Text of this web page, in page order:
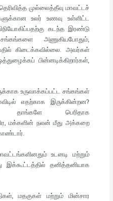
முல்லைத்தீவு மாவட்டச்
உலர் உணவு உள்ளிட்ட
கடந்த இரண்டு
அணுகியபோதும்,
கிடைக்கவில்லை. அவர்கள்
பின்னடிக்கிறார்கள்,
உருவாக்கப்பட்ட சங்கங்கள்
எதற்காக இருக்கின்றன?
பெரிதாக
மக்களின் நலன் மீது அக்கறை
உடனடி மற்றும்
தனித்தனியாக
மதகுகள் மற்றும் மின்சார